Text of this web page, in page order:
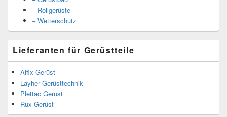
– Rollgerüste
– Wetterschutz
Lieferanten für Gerüstteile
Alfix Gerüst
Layher Gerüsttechnik
Plettac Gerüst
Rux Gerüst